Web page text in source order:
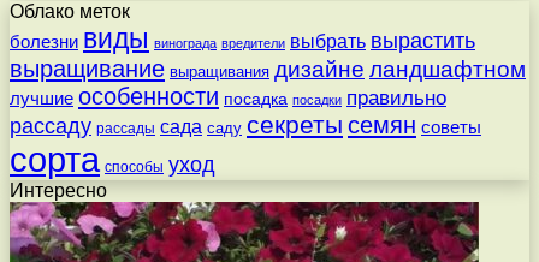
Облако меток
болезни виды винограда вредители выбрать вырастить
выращивание выращивания дизайне ландшафтном
лучшие особенности посадка посадки правильно
рассаду рассады сада саду секреты семян советы
сорта способы уход
Интересно